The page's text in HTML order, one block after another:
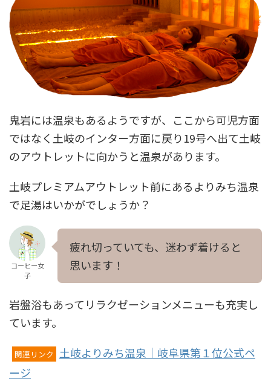
鬼岩には温泉もあるようですが、ここから可児方面
ではなく土岐のインター方面に戻り19号へ出て土岐
のアウトレットに向かうと温泉があります。
土岐プレミアムアウトレット前にあるよりみち温泉
で足湯はいかがでしょうか？
コーヒー女
子
疲れ切っていても、迷わず着けると
思います！
岩盤浴もあってリラクゼーションメニューも充実し
ています。
関連リンク 土岐よりみち温泉｜岐阜県第１位公式ペ
ージ